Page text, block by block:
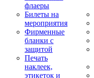
флаеры
Билеты на
мероприятия
Фирменные
бланки с
защитой
Печать
наклеек,
этикеток и